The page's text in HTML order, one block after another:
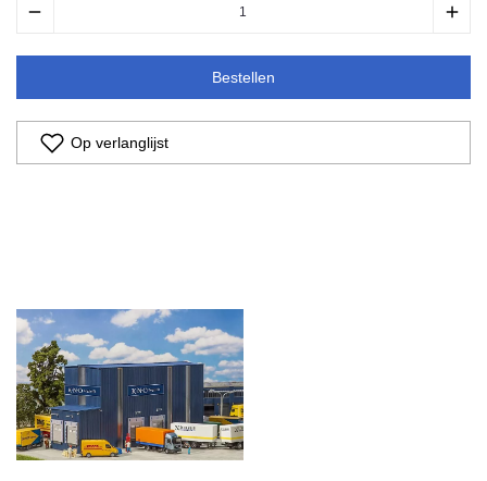
remove add
Bestellen
Op verlanglijst